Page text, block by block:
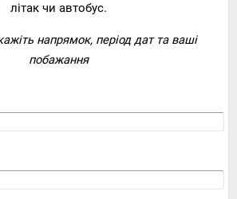
літак чи автобус.
напрямок, період дат та ваші
побажання